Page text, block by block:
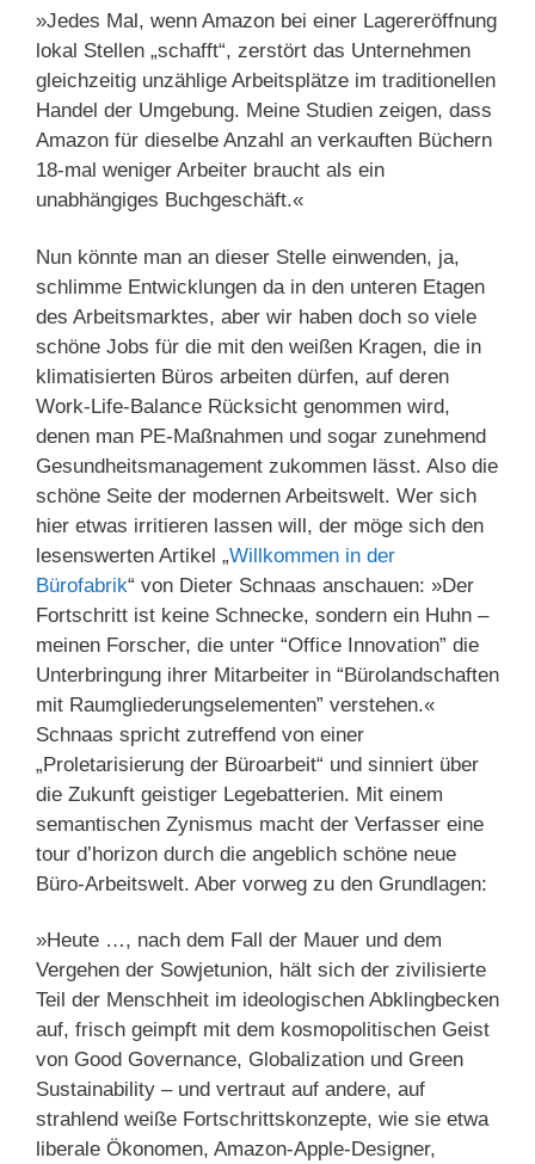
»Jedes Mal, wenn Amazon bei einer Lagereröffnung
lokal Stellen „schafft“, zerstört das Unternehmen
gleichzeitig unzählige Arbeitsplätze im traditionellen
Handel der Umgebung. Meine Studien zeigen, dass
Amazon für dieselbe Anzahl an verkauften Büchern
18-mal weniger Arbeiter braucht als ein
unabhängiges Buchgeschäft.«
Nun könnte man an dieser Stelle einwenden, ja,
schlimme Entwicklungen da in den unteren Etagen
des Arbeitsmarktes, aber wir haben doch so viele
schöne Jobs für die mit den weißen Kragen, die in
klimatisierten Büros arbeiten dürfen, auf deren
Work-Life-Balance Rücksicht genommen wird,
denen man PE-Maßnahmen und sogar zunehmend
Gesundheitsmanagement zukommen lässt. Also die
schöne Seite der modernen Arbeitswelt. Wer sich
hier etwas irritieren lassen will, der möge sich den
lesenswerten Artikel „Willkommen in der
Bürofabrik“ von Dieter Schnaas anschauen: »Der
Fortschritt ist keine Schnecke, sondern ein Huhn –
meinen Forscher, die unter “Office Innovation” die
Unterbringung ihrer Mitarbeiter in “Bürolandschaften
mit Raumgliederungselementen” verstehen.«
Schnaas spricht zutreffend von einer
„Proletarisierung der Büroarbeit“ und sinniert über
die Zukunft geistiger Legebatterien. Mit einem
semantischen Zynismus macht der Verfasser eine
tour d’horizon durch die angeblich schöne neue
Büro-Arbeitswelt. Aber vorweg zu den Grundlagen:
»Heute …, nach dem Fall der Mauer und dem
Vergehen der Sowjetunion, hält sich der zivilisierte
Teil der Menschheit im ideologischen Abklingbecken
auf, frisch geimpft mit dem kosmopolitischen Geist
von Good Governance, Globalization und Green
Sustainability – und vertraut auf andere, auf
strahlend weiße Fortschrittskonzepte, wie sie etwa
liberale Ökonomen, Amazon-Apple-Designer,